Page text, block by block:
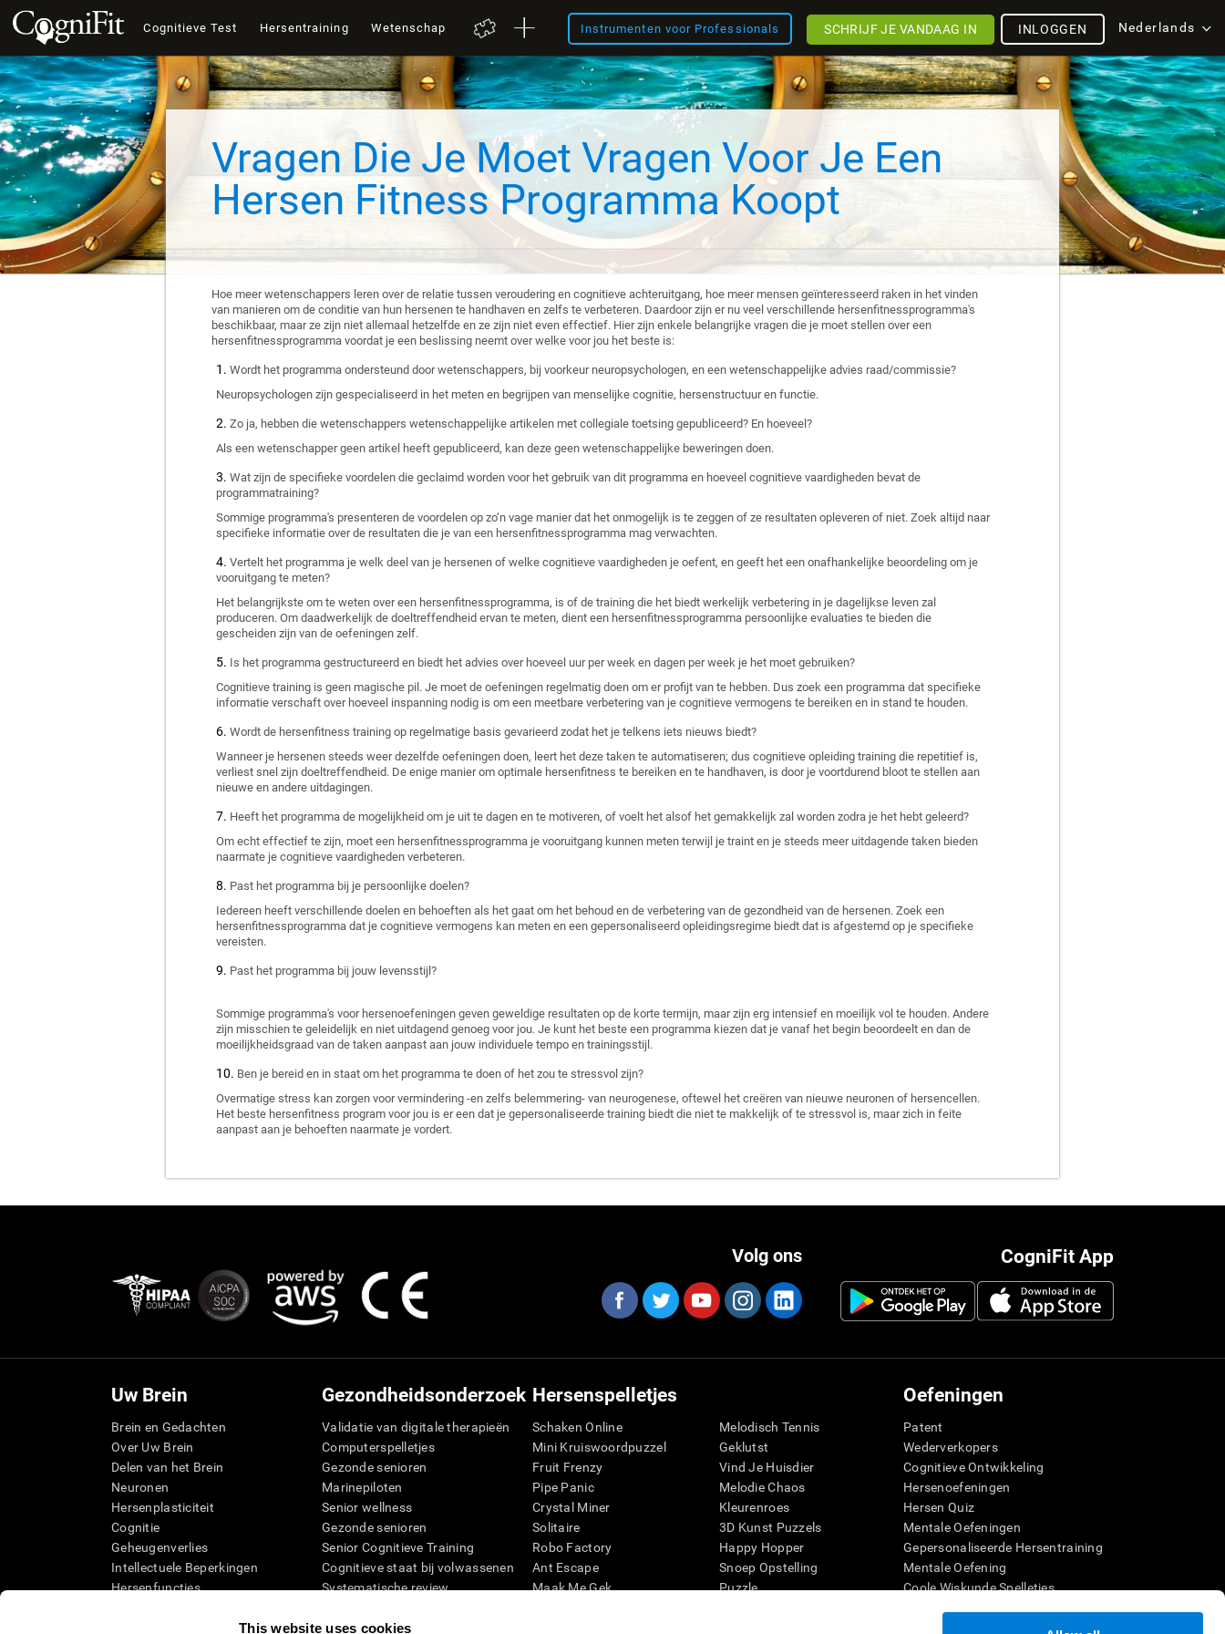
This website uses cookies
Cognitieve Test Hersentraining Wetenschap Instrumenten voor Professionals Nederlands
INLOGGEN
SCHRIJF JE VANDAAG IN
Vragen Die Je Moet Vragen Voor Je Een
Hersen Fitness Programma Koopt
Hoe meer wetenschappers leren over de relatie tussen veroudering en cognitieve achteruitgang, hoe meer mensen geïnteresseerd raken in het vinden
van manieren om de conditie van hun hersenen te handhaven en zelfs te verbeteren. Daardoor zijn er nu veel verschillende hersenfitnessprogramma's
beschikbaar, maar ze zijn niet allemaal hetzelfde en ze zijn niet even effectief. Hier zijn enkele belangrijke vragen die je moet stellen over een
hersenfitnessprogramma voordat je een beslissing neemt over welke voor jou het beste is:
Wordt het programma ondersteund door wetenschappers, bij voorkeur neuropsychologen, en een wetenschappelijke advies raad/commissie?
Neuropsychologen zijn gespecialiseerd in het meten en begrijpen van menselijke cognitie, hersenstructuur en functie.
Zo ja, hebben die wetenschappers wetenschappelijke artikelen met collegiale toetsing gepubliceerd? En hoeveel?
Als een wetenschapper geen artikel heeft gepubliceerd, kan deze geen wetenschappelijke beweringen doen.
Wat zijn de specifieke voordelen die geclaimd worden voor het gebruik van dit programma en hoeveel cognitieve vaardigheden bevat de
programmatraining?
Sommige programma's presenteren de voordelen op zo‘n vage manier dat het onmogelijk is te zeggen of ze resultaten opleveren of niet. Zoek altijd naar
specifieke informatie over de resultaten die je van een hersenfitnessprogramma mag verwachten.
Vertelt het programma je welk deel van je hersenen of welke cognitieve vaardigheden je oefent, en geeft het een onafhankelijke beoordeling om je
vooruitgang te meten?
Het belangrijkste om te weten over een hersenfitnessprogramma, is of de training die het biedt werkelijk verbetering in je dagelijkse leven zal
produceren. Om daadwerkelijk de doeltreffendheid ervan te meten, dient een hersenfitnessprogramma persoonlijke evaluaties te bieden die
gescheiden zijn van de oefeningen zelf.
Is het programma gestructureerd en biedt het advies over hoeveel uur per week en dagen per week je het moet gebruiken?
Cognitieve training is geen magische pil. Je moet de oefeningen regelmatig doen om er profijt van te hebben. Dus zoek een programma dat specifieke
informatie verschaft over hoeveel inspanning nodig is om een meetbare verbetering van je cognitieve vermogens te bereiken en in stand te houden.
Wordt de hersenfitness training op regelmatige basis gevarieerd zodat het je telkens iets nieuws biedt?
Wanneer je hersenen steeds weer dezelfde oefeningen doen, leert het deze taken te automatiseren; dus cognitieve opleiding training die repetitief is,
verliest snel zijn doeltreffendheid. De enige manier om optimale hersenfitness te bereiken en te handhaven, is door je voortdurend bloot te stellen aan
nieuwe en andere uitdagingen.
Heeft het programma de mogelijkheid om je uit te dagen en te motiveren, of voelt het alsof het gemakkelijk zal worden zodra je het hebt geleerd?
Om echt effectief te zijn, moet een hersenfitnessprogramma je vooruitgang kunnen meten terwijl je traint en je steeds meer uitdagende taken bieden
naarmate je cognitieve vaardigheden verbeteren.
Past het programma bij je persoonlijke doelen?
Iedereen heeft verschillende doelen en behoeften als het gaat om het behoud en de verbetering van de gezondheid van de hersenen. Zoek een
hersenfitnessprogramma dat je cognitieve vermogens kan meten en een gepersonaliseerd opleidingsregime biedt dat is afgestemd op je specifieke
vereisten.
Past het programma bij jouw levensstijl?
Sommige programma's voor hersenoefeningen geven geweldige resultaten op de korte termijn, maar zijn erg intensief en moeilijk vol te houden. Andere
zijn misschien te geleidelijk en niet uitdagend genoeg voor jou. Je kunt het beste een programma kiezen dat je vanaf het begin beoordeelt en dan de
moeilijkheidsgraad van de taken aanpast aan jouw individuele tempo en trainingsstijl.
Ben je bereid en in staat om het programma te doen of het zou te stressvol zijn?
Overmatige stress kan zorgen voor vermindering -en zelfs belemmering- van neurogenese, oftewel het creëren van nieuwe neuronen of hersencellen.
Het beste hersenfitness program voor jou is er een dat je gepersonaliseerde training biedt die niet te makkelijk of te stressvol is, maar zich in feite
aanpast aan je behoeften naarmate je vordert.
CogniFit App
Volg ons
Uw Brein
Brein en Gedachten
Over Uw Brein
Delen van het Brein
Neuronen
Hersenplasticiteit
Cognitie
Geheugenverlies
Intellectuele Beperkingen
Hersenfuncties
Gezondheidsonderzoek
Validatie van digitale therapieën
Computerspelletjes
Gezonde senioren
Marinepiloten
Senior wellness
Gezonde senioren
Senior Cognitieve Training
Cognitieve staat bij volwassenen
Systematische review
Hersenspelletjes
Schaken Online
Mini Kruiswoordpuzzel
Fruit Frenzy
Pipe Panic
Crystal Miner
Solitaire
Robo Factory
Ant Escape
Maak Me Gek
Melodisch Tennis
Geklutst
Vind Je Huisdier
Melodie Chaos
Kleurenroes
3D Kunst Puzzels
Happy Hopper
Snoep Opstelling
Puzzle
Oefeningen
Patent
Wederverkopers
Cognitieve Ontwikkeling
Hersenoefeningen
Hersen Quiz
Mentale Oefeningen
Gepersonaliseerde Hersentraining
Mentale Oefening
Coole Wiskunde Spelletjes